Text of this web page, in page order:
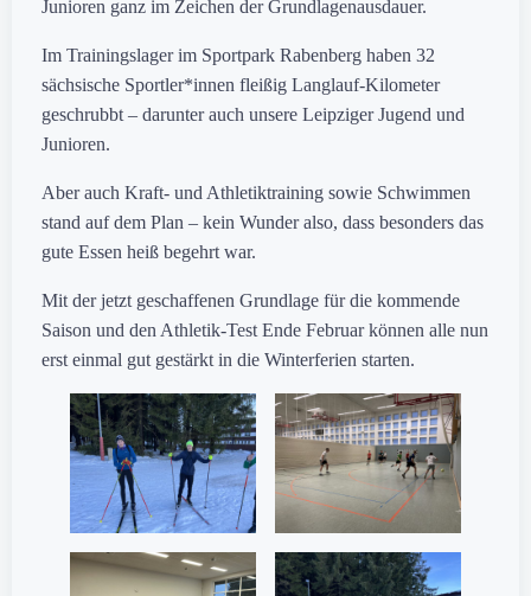
Junioren ganz im Zeichen der Grundlagenausdauer.
Im Trainingslager im Sportpark Rabenberg haben 32
sächsische Sportler*innen fleißig Langlauf-Kilometer
geschrubbt – darunter auch unsere Leipziger Jugend und
Junioren.
Aber auch Kraft- und Athletiktraining sowie Schwimmen
stand auf dem Plan – kein Wunder also, dass besonders das
gute Essen heiß begehrt war.
Mit der jetzt geschaffenen Grundlage für die kommende
Saison und den Athletik-Test Ende Februar können alle nun
erst einmal gut gestärkt in die Winterferien starten.